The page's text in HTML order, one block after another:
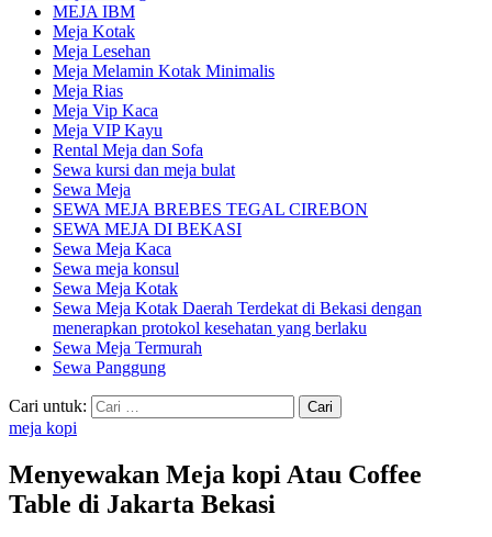
MEJA IBM
Meja Kotak
Meja Lesehan
Meja Melamin Kotak Minimalis
Meja Rias
Meja Vip Kaca
Meja VIP Kayu
Rental Meja dan Sofa
Sewa kursi dan meja bulat
Sewa Meja
SEWA MEJA BREBES TEGAL CIREBON
SEWA MEJA DI BEKASI
Sewa Meja Kaca
Sewa meja konsul
Sewa Meja Kotak
Sewa Meja Kotak Daerah Terdekat di Bekasi dengan
menerapkan protokol kesehatan yang berlaku
Sewa Meja Termurah
Sewa Panggung
Cari untuk:
meja kopi
Menyewakan Meja kopi Atau Coffee
Table di Jakarta Bekasi